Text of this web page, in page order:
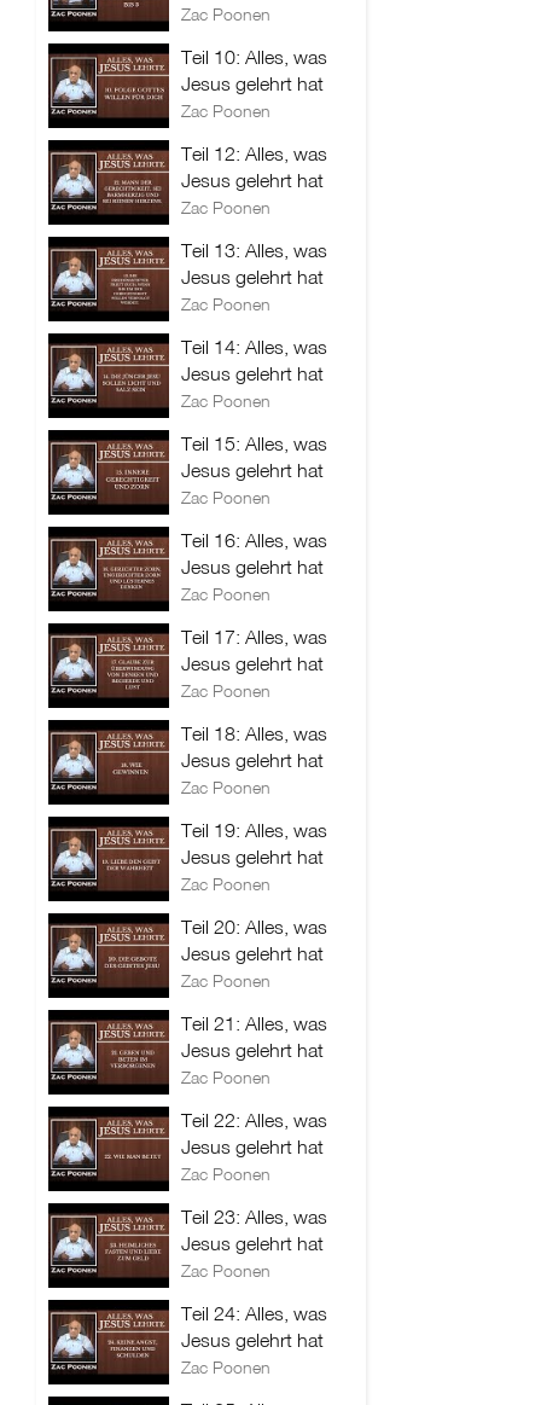
Zac Poonen
Teil 10: Alles, was
Jesus gelehrt hat
Zac Poonen
Teil 12: Alles, was
Jesus gelehrt hat
Zac Poonen
Teil 13: Alles, was
Jesus gelehrt hat
Zac Poonen
Teil 14: Alles, was
Jesus gelehrt hat
Zac Poonen
Teil 15: Alles, was
Jesus gelehrt hat
Zac Poonen
Teil 16: Alles, was
Jesus gelehrt hat
Zac Poonen
Teil 17: Alles, was
Jesus gelehrt hat
Zac Poonen
Teil 18: Alles, was
Jesus gelehrt hat
Zac Poonen
Teil 19: Alles, was
Jesus gelehrt hat
Zac Poonen
Teil 20: Alles, was
Jesus gelehrt hat
Zac Poonen
Teil 21: Alles, was
Jesus gelehrt hat
Zac Poonen
Teil 22: Alles, was
Jesus gelehrt hat
Zac Poonen
Teil 23: Alles, was
Jesus gelehrt hat
Zac Poonen
Teil 24: Alles, was
Jesus gelehrt hat
Zac Poonen